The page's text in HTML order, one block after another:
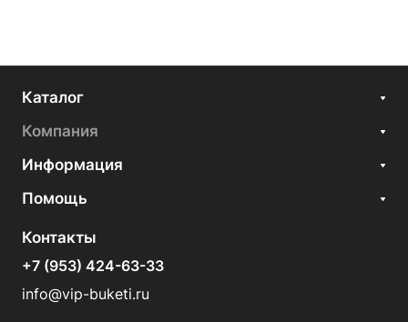
Каталог
Компания
Информация
Помощь
Контакты
+7 (953) 424-63-33
info@vip-buketi.ru